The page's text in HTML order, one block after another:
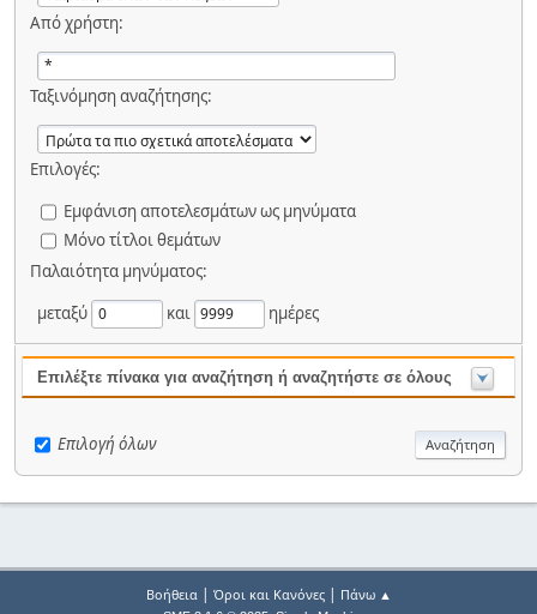
Από χρήστη:
Ταξινόμηση αναζήτησης:
Επιλογές:
Εμφάνιση αποτελεσμάτων ως μηνύματα
Μόνο τίτλοι θεμάτων
Παλαιότητα μηνύματος:
μεταξύ
και ημέρες
Επιλέξτε πίνακα για αναζήτηση ή αναζητήστε σε όλους
Επιλογή όλων
Βοήθεια| Όροι και Κανόνες| Πάνω ▲